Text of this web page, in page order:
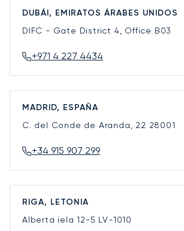
DUBÁI, EMIRATOS ÁRABES UNIDOS
DIFC - Gate District 4, Office B03
+971 4 227 4434
MADRID, ESPAÑA
C. del Conde de Aranda, 22 28001
+34 915 907 299
RIGA, LETONIA
Alberta iela 12-5 LV-1010